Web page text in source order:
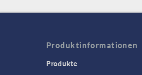
Produktinformationen
Produkte